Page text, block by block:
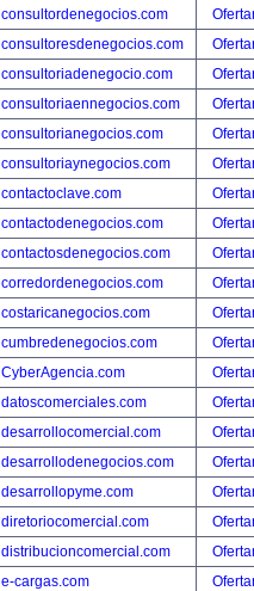
consultordenegocios.com
consultoresdenegocios.com
consultoriadenegocio.com
consultoriaennegocios.com
consultorianegocios.com
consultoriaynegocios.com
contactoclave.com
contactodenegocios.com
contactosdenegocios.com
corredordenegocios.com
costaricanegocios.com
cumbredenegocios.com
CyberAgencia.com
datoscomerciales.com
desarrollocomercial.com
desarrollodenegocios.com
desarrollopyme.com
diretoriocomercial.com
distribucioncomercial.com
e-cargas.com